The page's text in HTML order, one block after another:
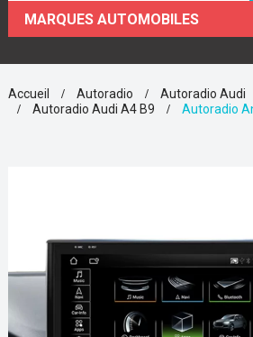
MARQUES AUTOMOBILES
Accueil Autoradio Autoradio Audi
Autoradio Audi A4 B9
Autoradio